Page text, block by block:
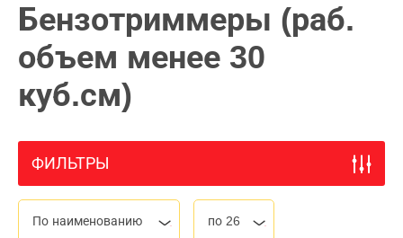
Бензотриммеры (раб.
объем менее 30
куб.см)
ФИЛЬТРЫ
По наименованию по 26